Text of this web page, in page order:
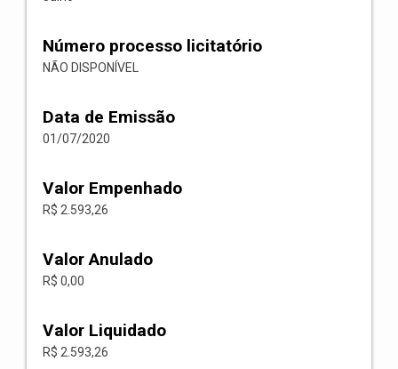
Número processo licitatório
NÃO DISPONÍVEL
Data de Emissão
01/07/2020
Valor Empenhado
R$ 2.593,26
Valor Anulado
R$ 0,00
Valor Liquidado
R$ 2.593,26